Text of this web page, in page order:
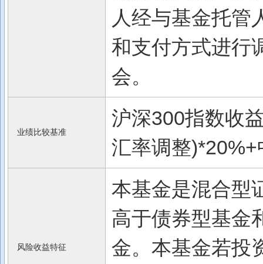
人经与基金托管
和支付方式进行
会。
业绩比较基准
沪深300指数收
汇率调整
风险收益特征
本基金是混合型
高于债券型基金
金。本基金若投